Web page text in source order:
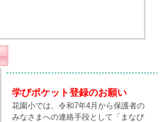
学びポケット登録のお願い
花園小では、令和7年4月から保護者の
みなさまへの連絡手段として「まなび